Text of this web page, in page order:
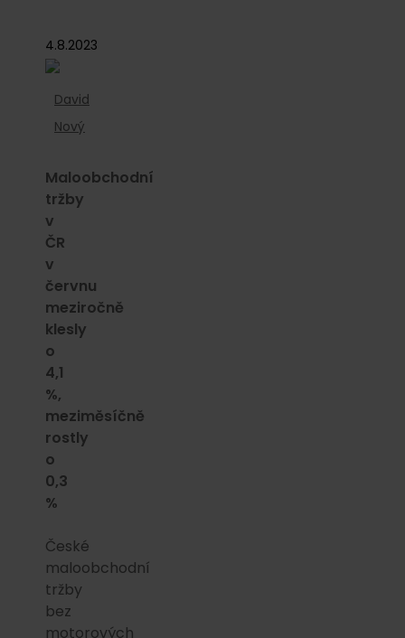
4.8.2023
David
Nový
Maloobchodní
tržby
v
ČR
v
červnu
meziročně
klesly
o
4,1
%,
meziměsíčně
rostly
o
0,3
%
České
maloobchodní
tržby
bez
motorových